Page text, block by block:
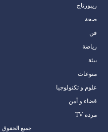
ريبورتاج
صحة
فن
رياضة
بيئة
منوعات
علوم و تكنولوجيا
قضاء و أمن
مردة TV
جميع